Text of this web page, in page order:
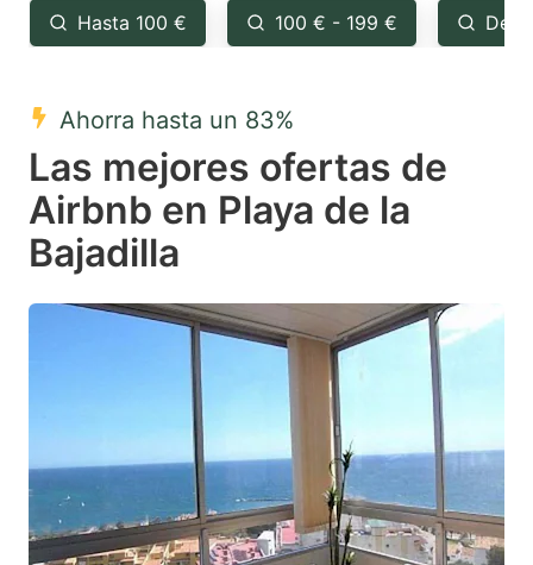
the
question
key
to
get
the
keyboard
shortcuts
changing
the
question
to
get
the
shortcuts
for
changing
dates.
Hasta 100 € 100 € - 199 €
Ahorra hasta un 83%
Las mejores ofertas de
Airbnb en Playa de la
Bajadilla